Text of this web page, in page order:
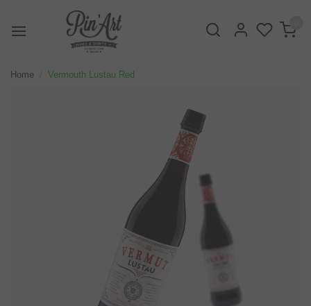
Home Vermouth Lustau Red